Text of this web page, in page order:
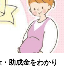
助成金をわかり